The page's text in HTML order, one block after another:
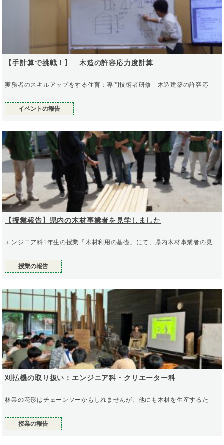
【手計算で挑戦！】 木造の許容応力度計算
実務者のスキルアップをする住育：専門技術者研修「木造建築の許容応
イベントの報告
【授業報告】県内の木材事業者を見学しました
エンジニア科1年生の授業「木材利用の基礎」にて、県内木材事業者の見
授業の報告
刈払機の取り扱い：エンジニア科・クリエーター科
林業の花形はチェーンソーかもしれませんが、他にも木材を生産するた
授業の報告